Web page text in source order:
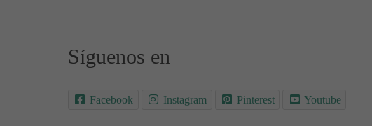
Síguenos en
Facebook Instagram Pinterest Youtube